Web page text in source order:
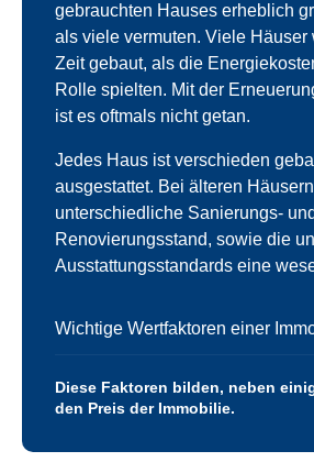
gebrauchten Hauses erheblich
als viele vermuten. Viele Häuser
Zeit gebaut, als die
Rolle spielten. Mit der
ist es oftmals nicht getan.
Jedes Haus ist verschieden
ausgestattet. Bei älteren
unterschiedliche Sanierungs- und
Renovierungsstand, sowie die
Ausstattungsstandards eine
Wichtige Wertfaktoren einer
Diese Faktoren bilden, neben
den Preis der Immobilie.